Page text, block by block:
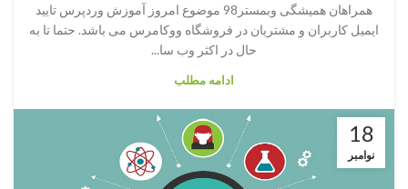
همراهان همیشگی وبمستر98 موضوع امروز آموزش وردپرس تایید
ایمیل کاربران و مشتریان در فروشگاه ووکامرس می باشد. حتما تا به
حال در اکثر وب سا...
ادامه مطلب
18
نوامبر